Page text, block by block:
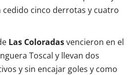
cedido cinco derrotas y cuatro
Las Coloradasvencieron en el
Toscal y llevan dos
y sin encajar goles y como